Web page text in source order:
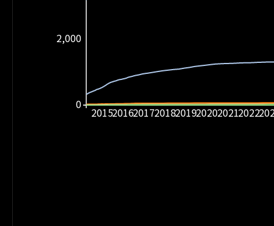
20152016201720182019202020212022
0
2,000